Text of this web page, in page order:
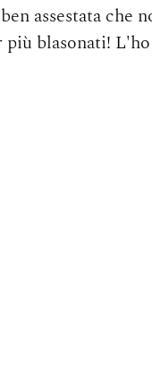
assestata che
blasonati!